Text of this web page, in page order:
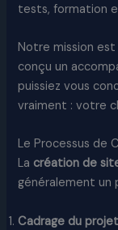
tests, formation
Notre mission
conçu un
puissiez vous
vraiment : votre
Le Processus de
La création de
généralement un
Cadrage du projet